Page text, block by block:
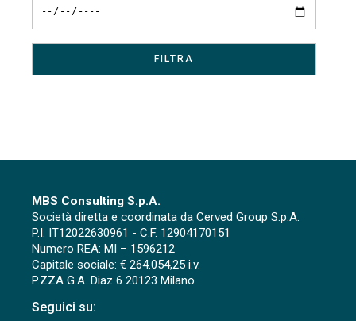
MBS Consulting S.p.A.
Società diretta e coordinata da Cerved Group S.p.A.
P.I. IT12022630961 - C.F. 12904170151
Numero REA: MI – 1596212
Capitale sociale: € 264.054,25 i.v.
P.ZZA G.A. Diaz 6 20123 Milano
Seguici su: